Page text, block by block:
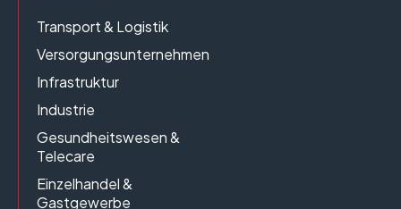
Transport & Logistik
Versorgungsunternehmen
Infrastruktur
Industrie
Gesundheitswesen &
Telecare
Einzelhandel &
Gastgewerbe